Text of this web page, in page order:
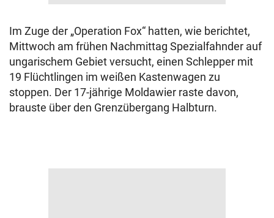
Im Zuge der „Operation Fox“ hatten, wie berichtet,
Mittwoch am frühen Nachmittag Spezialfahnder auf
ungarischem Gebiet versucht, einen Schlepper mit
19 Flüchtlingen im weißen Kastenwagen zu
stoppen. Der 17-jährige Moldawier raste davon,
brauste über den Grenzübergang Halbturn.